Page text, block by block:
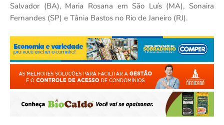
Salvador (BA), Maria Rosana em São Luís (MA), Sonaira
Fernandes (SP) e Tânia Bastos no Rio de Janeiro (RJ).